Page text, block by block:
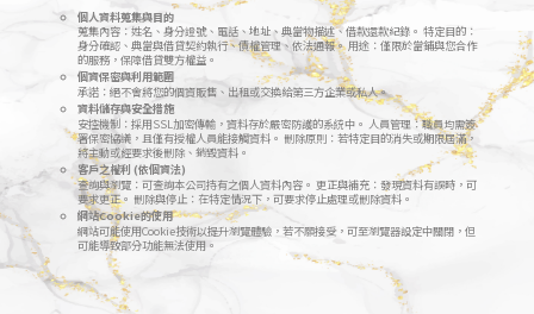
個人資料蒐集與目的
蒐集內容：姓名、身分證號、電話、地址、典當物描述、借款還款紀錄。 特定目的：
身分確認、典當與借貸契約執行、債權管理、依法通報。 用途：僅限於當鋪與您合作
的服務，保障借貸雙方權益。
個資保密與利用範圍
承諾：絕不會將您的個資販售、出租或交換給第三方企業或私人。
資料儲存與安全措施
安控機制：採用SSL加密傳輸，資料存於嚴密防護的系統中。 人員管理：職員均需簽
署保密協議，且僅有授權人員能接觸資料。 刪除原則：若特定目的消失或期限屆滿，
將主動或經要求後刪除、銷毀資料。
客戶之權利 (依個資法)
查詢與瀏覽：可查詢本公司持有之個人資料內容。 更正與補充：發現資料有誤時，可
要求更正。 刪除與停止：在特定情況下，可要求停止處理或刪除資料。
網站Cookie的使用
網站可能使用Cookie技術以提升瀏覽體驗，若不願接受，可至瀏覽器設定中關閉，但
可能導致部分功能無法使用。